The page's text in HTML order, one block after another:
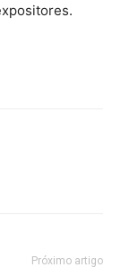
Próximo artigo